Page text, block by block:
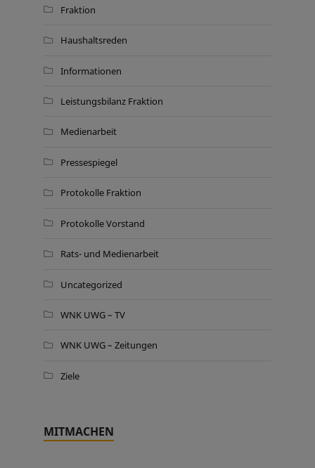
Fraktion
Haushaltsreden
Informationen
Leistungsbilanz Fraktion
Medienarbeit
Pressespiegel
Protokolle Fraktion
Protokolle Vorstand
Rats- und Medienarbeit
Uncategorized
WNK UWG – TV
WNK UWG – Zeitungen
Ziele
MITMACHEN